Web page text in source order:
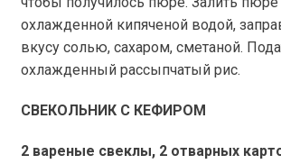
охлажденной кипяченой водой,
вкусу солью, сахаром, сметаной.
охлажденный рассыпчатый рис.
СВЕКОЛЬНИК С КЕФИРОМ
2 вареные свеклы, 2 отварных